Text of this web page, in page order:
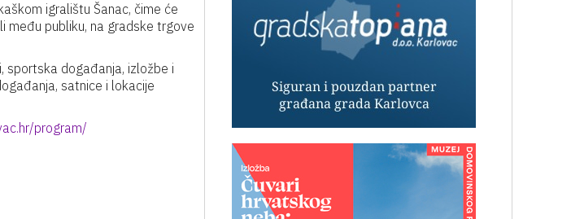
igralištu Šanac, čime će
među publiku, na gradske trgove
sportska događanja, izložbe i
satnice i lokacije
program/